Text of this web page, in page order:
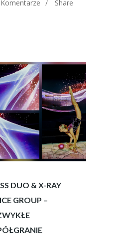
Share
DUO & X-RAY
GROUP –